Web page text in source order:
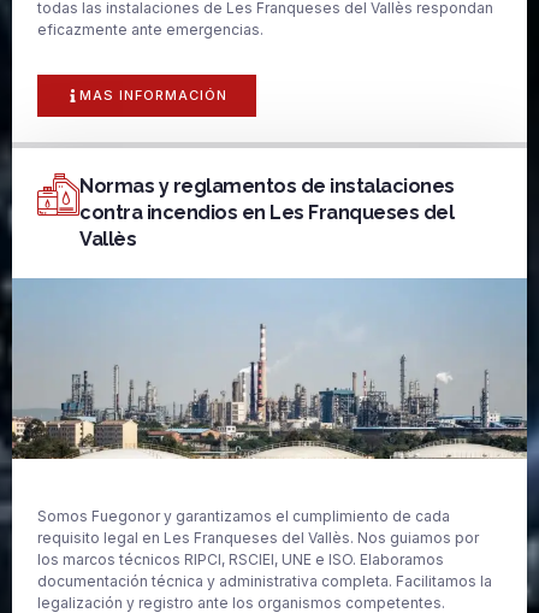
todas las instalaciones de Les Franqueses del Vallès respondan
eficazmente ante emergencias.
MAS INFORMACIÓN
Normas y reglamentos de instalaciones
contra incendios en Les Franqueses del
Vallès
Somos Fuegonor y garantizamos el cumplimiento de cada
requisito legal en Les Franqueses del Vallès. Nos guiamos por
los marcos técnicos RIPCI, RSCIEI, UNE e ISO. Elaboramos
documentación técnica y administrativa completa. Facilitamos la
legalización y registro ante los organismos competentes.